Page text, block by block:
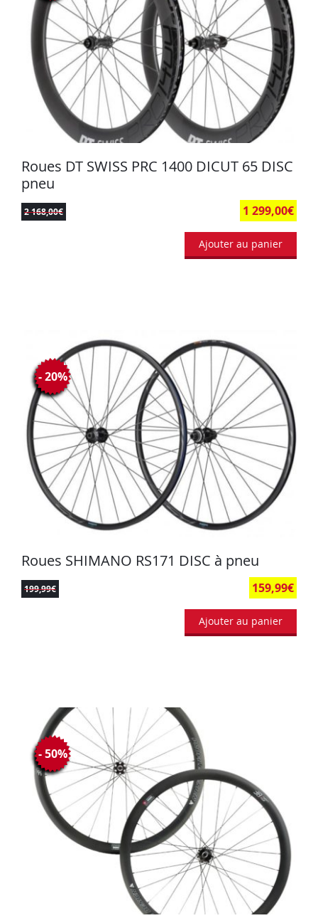
Roues DT SWISS PRC 1400 DICUT 65 DISC
pneu
2 168,00€ 1 299,00€
Ajouter au panier
Roues SHIMANO RS171 DISC à pneu
199,99€ 159,99€
- 20%
Ajouter au panier
- 50%